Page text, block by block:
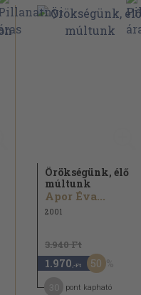
Örökségünk, élő
múltunk
Apor Éva...
2001
3.940 Ft
1.970 ,-Ft 50
pont kapható